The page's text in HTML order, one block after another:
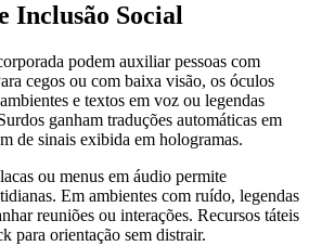
Inclusão Social
podem auxiliar pessoas com
cegos ou com baixa visão, os óculos
e textos em voz ou legendas
ganham traduções automáticas em
de sinais exibida em hologramas.
ou menus em áudio permite
Em ambientes com ruído, legendas
reuniões ou interações. Recursos táteis
para orientação sem distrair.